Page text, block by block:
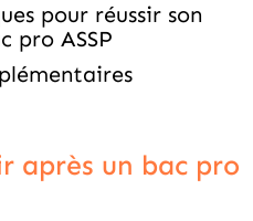
pour réussir son
pro ASSP
après un bac pro